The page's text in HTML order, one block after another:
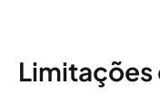
Limitações